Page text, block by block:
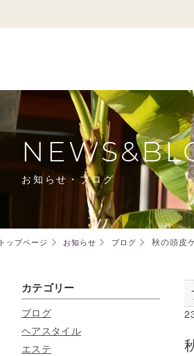
お知らせ・ブログ
トップページ お知らせ ブログ 秋の頭皮
カテゴリー
ブログ
ヘアスタイル
エステ